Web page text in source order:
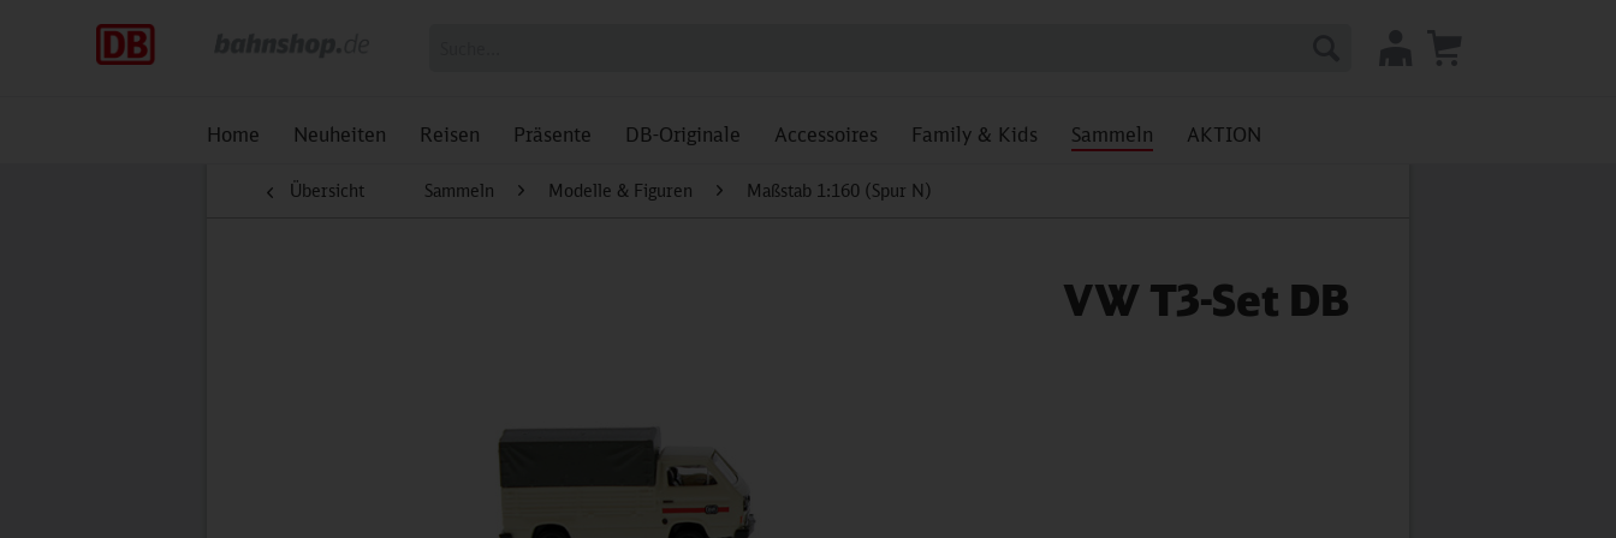
Home Neuheiten Reisen Präsente DB-Originale Accessoires Family & Kids Sammeln AKTION
Übersicht Sammeln Modelle & Figuren Maßstab 1:160 (Spur N)
VW T3-Set DB